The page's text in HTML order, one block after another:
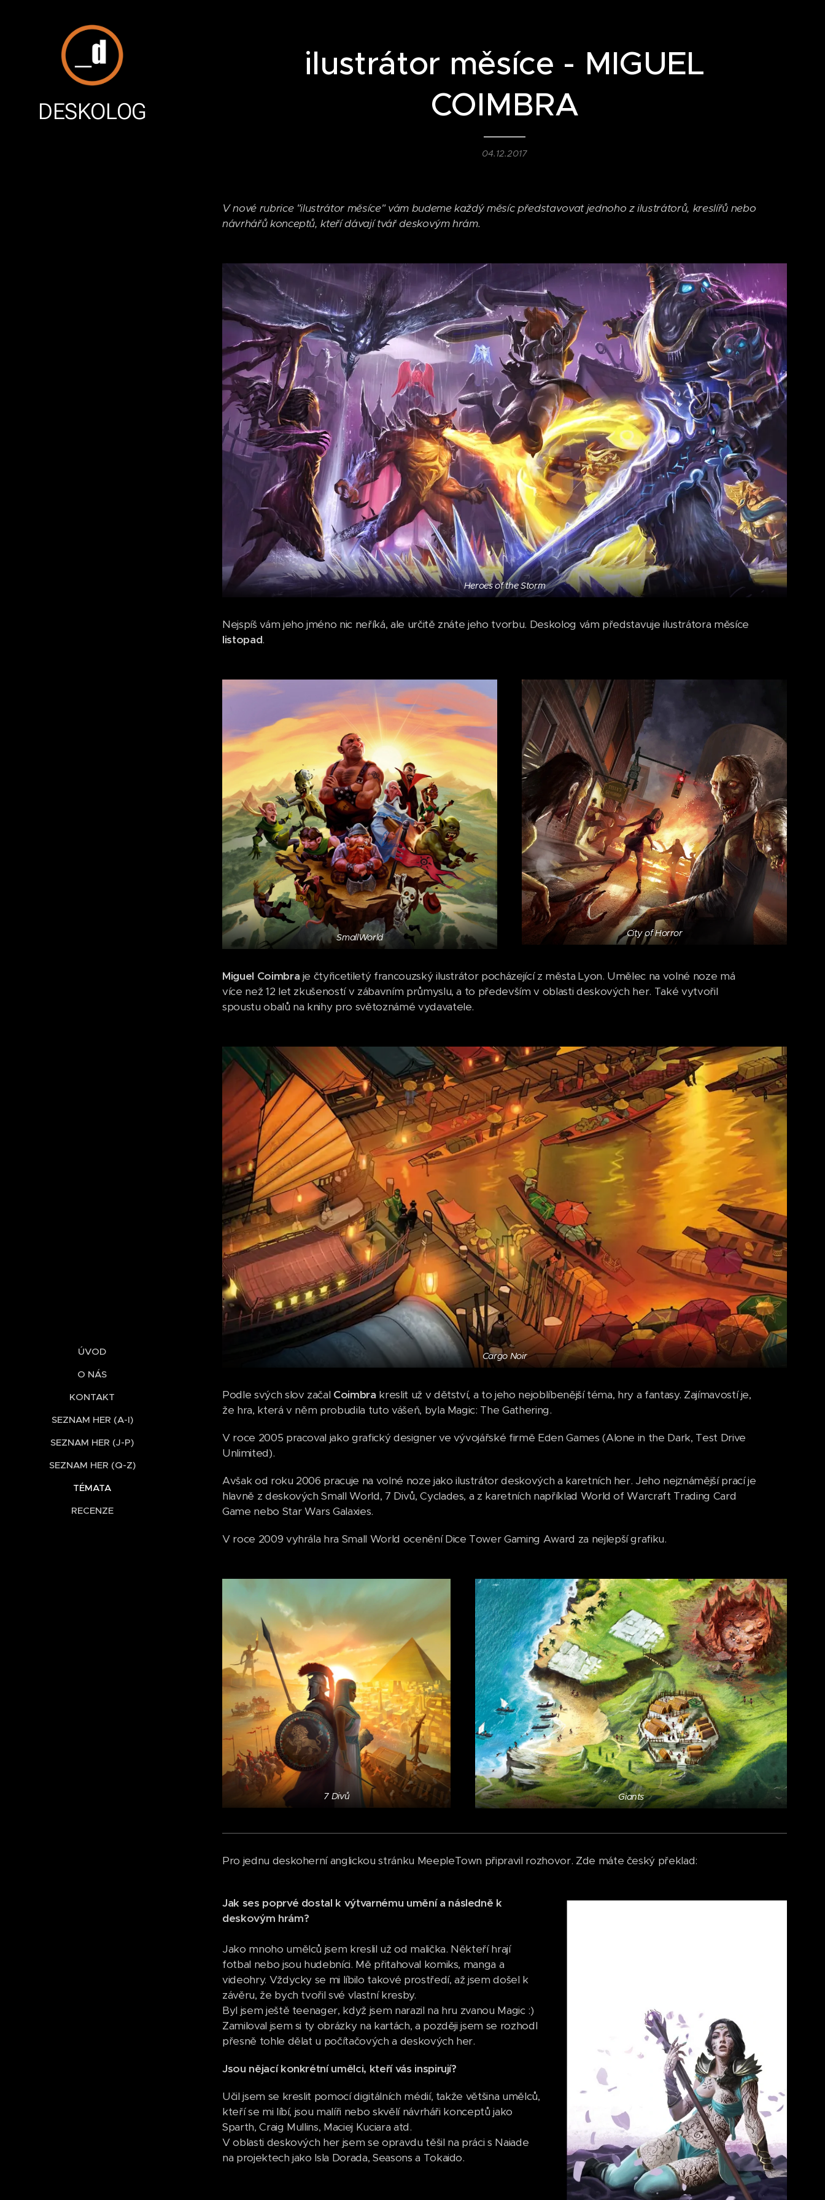
DESKOLOG
ÚVOD
O NÁS
KONTAKT
SEZNAM HER (A-I)
SEZNAM HER (J-P)
SEZNAM HER (Q-Z)
TÉMATA
RECENZE
ilustrátor měsíce - MIGUEL
COIMBRA
04.12.2017
V nové rubrice "ilustrátor měsíce" vám budeme každý měsíc představovat jednoho z ilustrátorů, kreslířů nebo
návrhářů konceptů, kteří dávají tvář deskovým hrám.
Heroes of the Storm
Nejspíš vám jeho jméno nic neříká, ale určitě znáte jeho tvorbu. Deskolog vám představuje ilustrátora měsíce
listopad.
SmallWorld City of Horror
Miguel Coimbra je čtyřicetiletý francouzský ilustrátor pocházející z města Lyon. Umělec na volné noze má
více než 12 let zkušeností v zábavním průmyslu, a to především v oblasti deskových her. Také vytvořil
spoustu obalů na knihy pro světoznámé vydavatele.
Cargo Noir
Podle svých slov začal Coimbra kreslit už v dětství, a to jeho nejoblíbenější téma, hry a fantasy. Zajímavostí je,
že hra, která v něm probudila tuto vášeň, byla Magic: The Gathering.
V roce 2005 pracoval jako grafický designer ve vývojářské firmě Eden Games (Alone in the Dark, Test Drive
Unlimited).
Avšak od roku 2006 pracuje na volné noze jako ilustrátor deskových a karetních her. Jeho nejznámější prací je
hlavně z deskových Small World, 7 Divů, Cyclades, a z karetních například World of Warcraft Trading Card
Game nebo Star Wars Galaxies.
V roce 2009 vyhrála hra Small World ocenění Dice Tower Gaming Award za nejlepší grafiku.
7 Divů Giants
Pro jednu deskoherní anglickou stránku MeepleTown připravil rozhovor. Zde máte český překlad:
Jak ses poprvé dostal k výtvarnému umění a následně k
deskovým hrám?
Jako mnoho umělců jsem kreslil už od malička. Někteří hrají
fotbal nebo jsou hudebníci. Mě přitahoval komiks, manga a
videohry. Vždycky se mi líbilo takové prostředí, až jsem došel k
závěru, že bych tvořil své vlastní kresby.
Byl jsem ještě teenager, když jsem narazil na hru zvanou Magic :)
Zamiloval jsem si ty obrázky na kartách, a později jsem se rozhodl
přesně tohle dělat u počítačových a deskových her.
Jsou nějací konkrétní umělci, kteří vás inspirují?
Učil jsem se kreslit pomocí digitálních médií, takže většina umělců,
kteří se mi líbí, jsou malíři nebo skvělí návrháři konceptů jako
Sparth, Craig Mullins, Maciej Kuciara atd.
V oblasti deskových her jsem se opravdu těšil na práci s Naiade
na projektech jako Isla Dorada, Seasons a Tokaido.